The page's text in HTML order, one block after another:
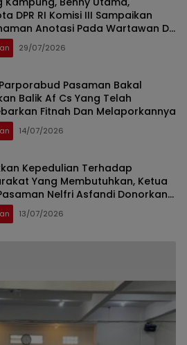
DPR RI Komisi III Sampaikan
Anotasi Pada Wartawan Di
29/07/2026
Pasaman Bakal
Balik Af Cs Yang Telah
Fitnah Dan Melaporkannya
14/07/2026
Kepedulian Terhadap
Yang Membutuhkan, Ketua
Nelfri Asfandi Donorkan
13/07/2026